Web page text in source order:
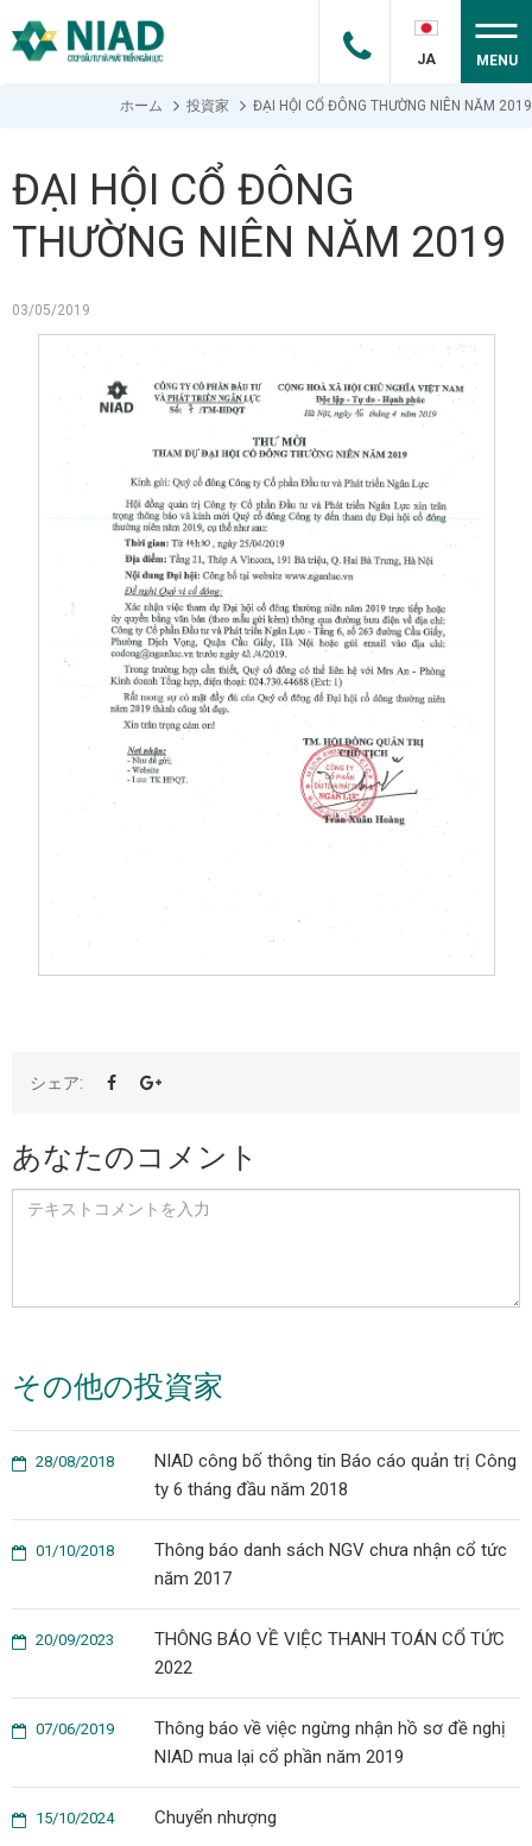
JA MENU
ホーム 投資家 ĐẠI HỘI CỔ ĐÔNG THƯỜNG NIÊN NĂM 2019
ĐẠI HỘI CỔ ĐÔNG
THƯỜNG NIÊN NĂM 2019
03/05/2019
シェア:
あなたのコメント
その他の投資家
NIAD công bố thông tin Báo cáo quản trị Công
ty 6 tháng đầu năm 2018
28/08/2018
Thông báo danh sách NGV chưa nhận cổ tức
năm 2017
01/10/2018
THÔNG BÁO VỀ VIỆC THANH TOÁN CỔ TỨC
2022
20/09/2023
Thông báo về việc ngừng nhận hồ sơ đề nghị
NIAD mua lại cổ phần năm 2019
07/06/2019
Chuyển nhượng
15/10/2024